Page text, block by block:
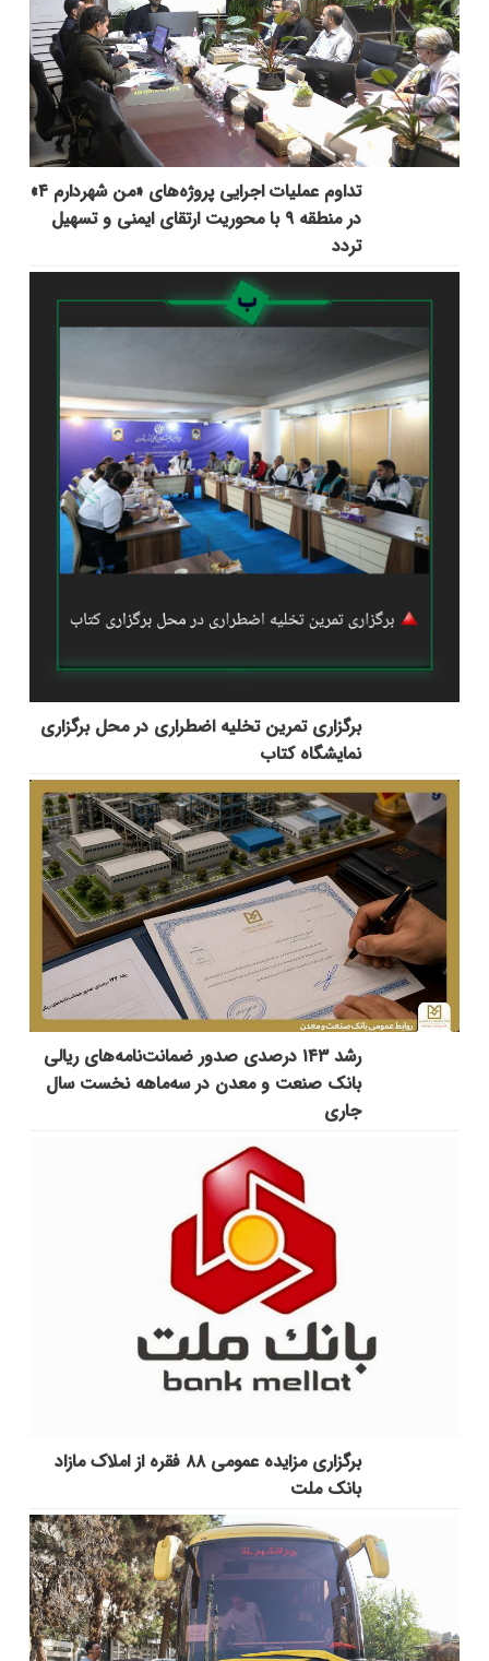
تداوم عملیات اجرایی پروژه‌های «من شهردارم ۴»
در منطقه ۹ با محوریت ارتقای ایمنی و تسهیل
تردد
برگزاری تمرین تخلیه اضطراری در محل برگزاری
نمایشگاه کتاب
رشد ۱۴۳ درصدی صدور ضمانت‌نامه‌های ریالی
بانک صنعت و معدن در سه‌ماهه نخست سال
جاری
برگزاری مزایده عمومی ۸۸ فقره از املاک مازاد
بانک ملت